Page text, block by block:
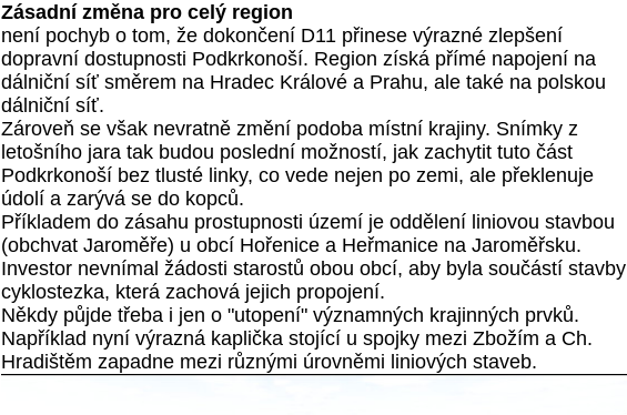
Zásadní změna pro celý region
není pochyb o tom, že dokončení D11 přinese výrazné zlepšení
dopravní dostupnosti Podkrkonoší. Region získá přímé napojení na
dálniční síť směrem na Hradec Králové a Prahu, ale také na polskou
dálniční síť.
Zároveň se však nevratně změní podoba místní krajiny. Snímky z
letošního jara tak budou poslední možností, jak zachytit tuto část
Podkrkonoší bez tlusté linky, co vede nejen po zemi, ale překlenuje
údolí a zarývá se do kopců.
Příkladem do zásahu prostupnosti území je oddělení liniovou stavbou
(obchvat Jaroměře) u obcí Hořenice a Heřmanice na Jaroměřsku.
Investor nevnímal žádosti starostů obou obcí, aby byla součástí stavby
cyklostezka, která zachová jejich propojení.
Někdy půjde třeba i jen o "utopení" významných krajinných prvků.
Například nyní výrazná kaplička stojící u spojky mezi Zbožím a Ch.
Hradištěm zapadne mezi různými úrovněmi liniových staveb.